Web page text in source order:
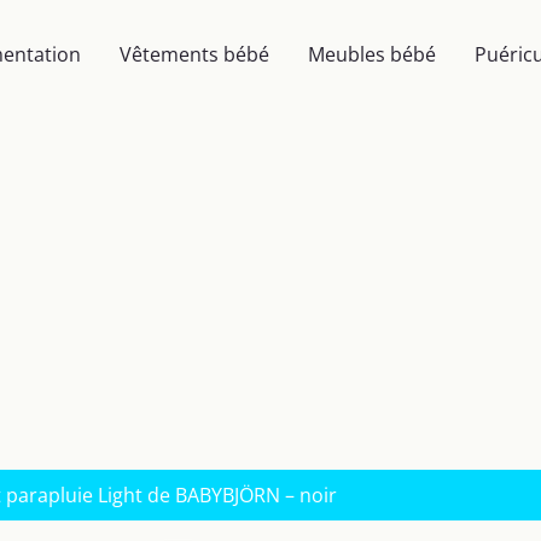
Vêtements bébé Meubles bébé
Light de BABYBJÖRN – noir